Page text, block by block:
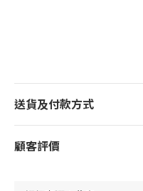
送貨及付款方式
顧客評價